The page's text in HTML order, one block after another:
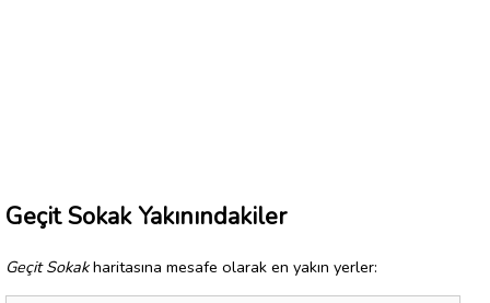
Geçit Sokak Yakınındakiler
Geçit Sokakharitasına mesafe olarak en yakın yerler: